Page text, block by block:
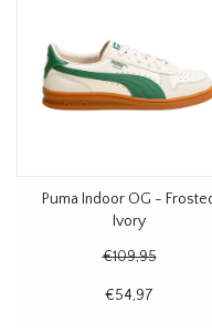
Puma Indoor OG -
Ivory
€109,95
€54,97